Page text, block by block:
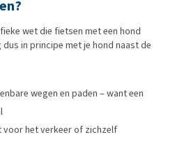
wet die fietsen met een hond
in principe met je hond naast de
wegen en paden – want een
voor het verkeer of zichzelf